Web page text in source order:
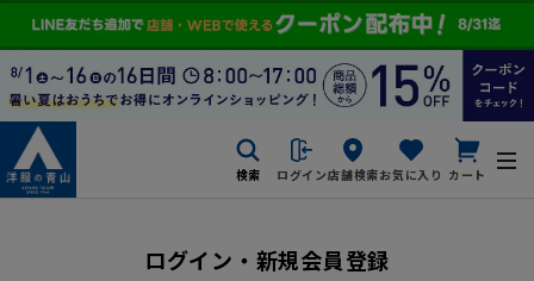
検索 ログイン店舗検索お気に入り カート
ログイン・新規会員登録